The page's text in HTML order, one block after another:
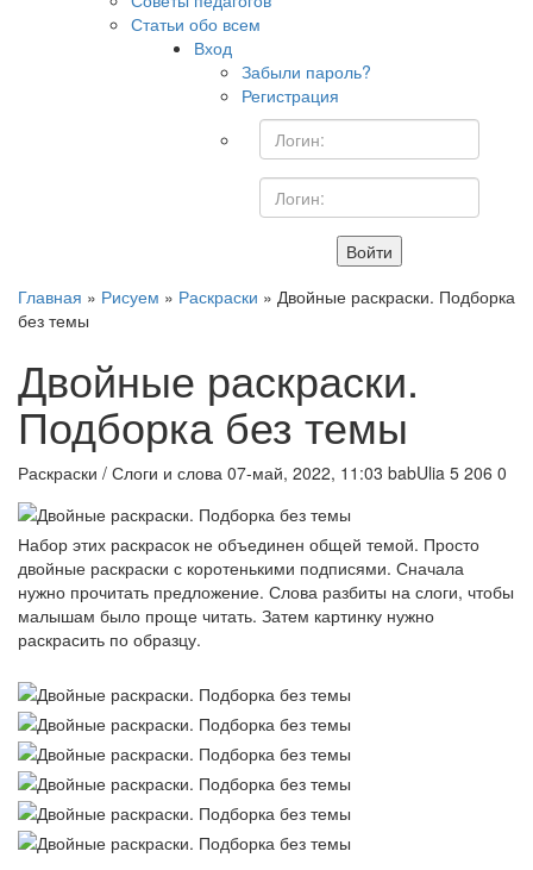
Статьи обо всем
Вход
Забыли пароль?
Регистрация
Войти
Главная » Рисуем » Раскраски » Двойные раскраски. Подборка
без темы
Двойные раскраски.
Подборка без темы
Раскраски / Слоги и слова 07-май, 2022, 11:03 babUlia 5 206 0
Набор этих раскрасок не объединен общей темой. Просто
двойные раскраски с коротенькими подписями. Сначала
нужно прочитать предложение. Слова разбиты на слоги, чтобы
малышам было проще читать. Затем картинку нужно
раскрасить по образцу.